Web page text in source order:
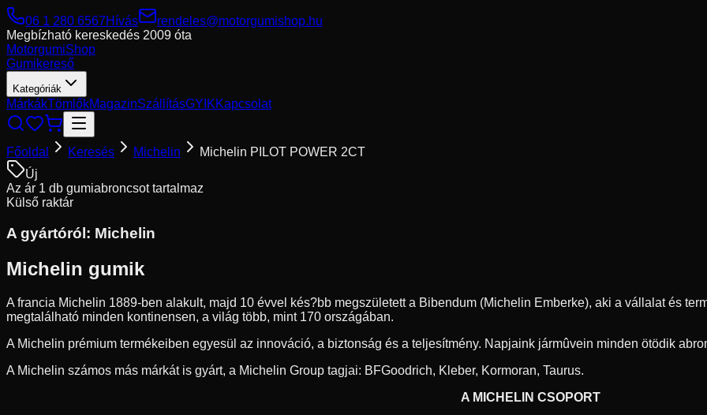
06 1 280 6567Hívás
rendeles@motorgumishop.hu
Megbízható kereskedés 2009 óta
MotorgumiShop
Gumikereső
Kategóriák
MárkákTömlőkMagazinSzállításGYIKKapcsolat
Főoldal Keresés Michelin
Michelin PILOT POWER 2CT
Új
Az ár 1 db gumiabroncsot tartalmaz
Külső raktár
A gyártóról: Michelin
Michelin gumik
A francia Michelin 1889-ben alakult, majd 10 évvel kés?bb megszületett a Bibendum (Michelin Emberke), aki a vállalat és
megtalálható minden kontinensen, a világ több, mint 170 országában.
A Michelin prémium termékeiben egyesül az innováció, a biztonság és a teljesítmény. Napjaink jármûvein minden ötödik
A Michelin számos más márkát is gyárt, a Michelin Group tagjai: BFGoodrich, Kleber, Kormoran, Taurus.
A MICHELIN CSOPORT